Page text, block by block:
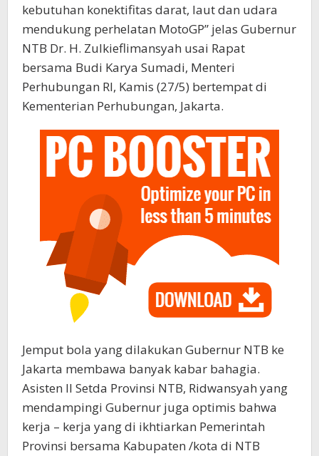
kebutuhan konektifitas darat, laut dan udara
mendukung perhelatan MotoGP” jelas Gubernur
NTB Dr. H. Zulkieflimansyah usai Rapat
bersama Budi Karya Sumadi, Menteri
Perhubungan RI, Kamis (27/5) bertempat di
Kementerian Perhubungan, Jakarta.
Jemput bola yang dilakukan Gubernur NTB ke
Jakarta membawa banyak kabar bahagia.
Asisten II Setda Provinsi NTB, Ridwansyah yang
mendampingi Gubernur juga optimis bahwa
kerja – kerja yang di ikhtiarkan Pemerintah
Provinsi bersama Kabupaten /kota di NTB